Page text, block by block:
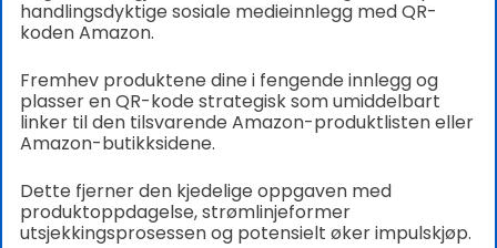
handlingsdyktige sosiale medieinnlegg med QR-
koden Amazon.
Fremhev produktene dine i fengende innlegg og
plasser en QR-kode strategisk som umiddelbart
linker til den tilsvarende Amazon-produktlisten eller
Amazon-butikksidene.
Dette fjerner den kjedelige oppgaven med
produktoppdagelse, strømlinjeformer
utsjekkingsprosessen og potensielt øker impulskjøp.